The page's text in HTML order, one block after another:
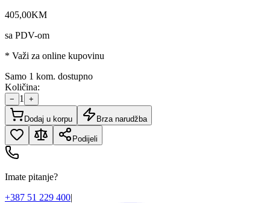
405,00KM
sa PDV-om
* Važi za online kupovinu
Samo 1 kom. dostupno
Količina:
− 1 +
Dodaj u korpu Brza narudžba
Podijeli
Imate pitanje?
+387 51 229 400|